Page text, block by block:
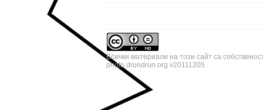
Всички материали на този сайт са
photo.drundrun.org v20111205